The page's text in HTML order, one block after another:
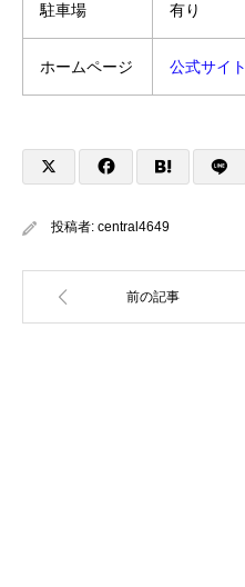
駐車場 有り
ホームページ 公式サイト
投稿者: central4649